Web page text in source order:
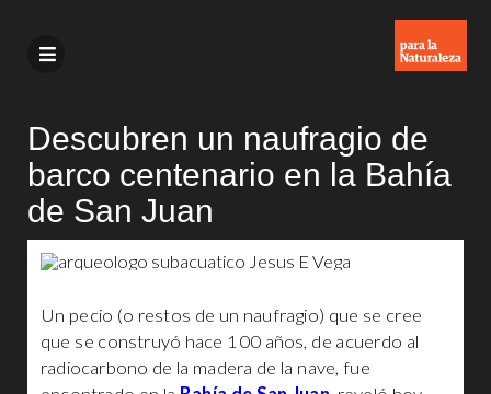
Descubren un naufragio de
barco centenario en la Bahía
de San Juan
Un pecio (o restos de un naufragio) que se cree
que se construyó hace 100 años, de acuerdo al
radiocarbono de la madera de la nave, fue